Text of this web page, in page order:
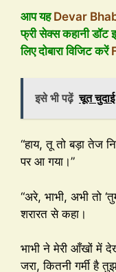
आप यहDevar
फ्री सेक्स कहानी डॉट
लिए दोबारा विजिट करें
इसे भी पढ़ें चूत
“हाय, तू तो बड़ा तेज
पर आ गया।”
“अरे, भाभी, अभी तो
शरारत से कहा।
भाभी ने मेरी आँखों में
जरा, कितनी गर्मी है